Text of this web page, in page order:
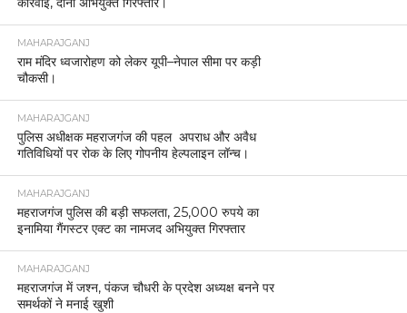
MAHARAJGANJ
राम मंदिर ध्वजारोहण को लेकर यूपी–नेपाल सीमा पर कड़ी
चौकसी।
MAHARAJGANJ
पुलिस अधीक्षक महराजगंज की पहल अपराध और अवैध
गतिविधियों पर रोक के लिए गोपनीय हेल्पलाइन लॉन्च।
MAHARAJGANJ
महराजगंज पुलिस की बड़ी सफलता, 25,000 रुपये का
इनामिया गैंगस्टर एक्ट का नामजद अभियुक्त गिरफ्तार
MAHARAJGANJ
महराजगंज में जश्न, पंकज चौधरी के प्रदेश अध्यक्ष बनने पर
समर्थकों ने मनाई खुशी